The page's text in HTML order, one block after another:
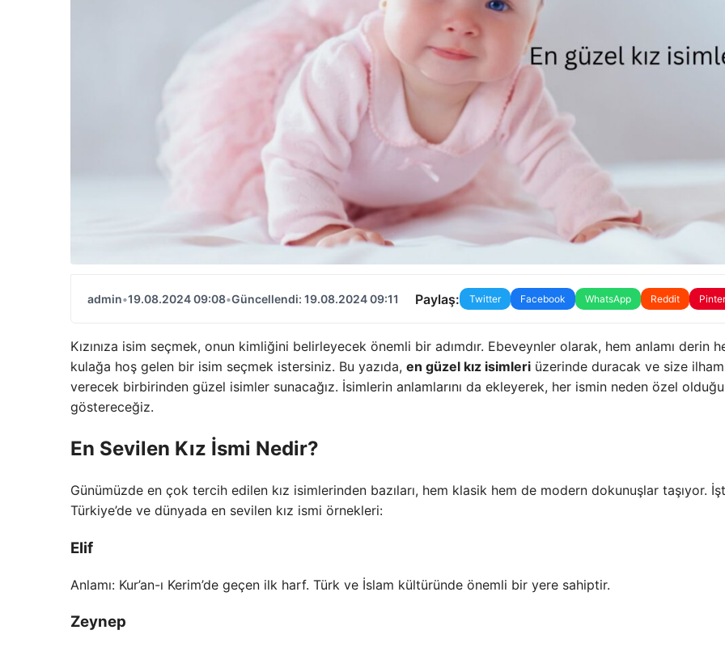
admin•19.08.2024 09:08•Güncellendi: 19.08.2024 09:11 Paylaş: Twitter Facebook WhatsApp Reddit
Kızınıza isim seçmek, onun kimliğini belirleyecek önemli bir adımdır. Ebeveynler olarak, hem anlamı derin
kulağa hoş gelen bir isim seçmek istersiniz. Bu yazıda, en güzel kız isimleri üzerinde duracak ve size ilham
verecek birbirinden güzel isimler sunacağız. İsimlerin anlamlarını da ekleyerek, her ismin neden özel
göstereceğiz.
En Sevilen Kız İsmi Nedir?
Günümüzde en çok tercih edilen kız isimlerinden bazıları, hem klasik hem de modern dokunuşlar taşıyor.
Türkiye’de ve dünyada en sevilen kız ismi örnekleri:
Elif
Anlamı: Kur’an-ı Kerim’de geçen ilk harf. Türk ve İslam kültüründe önemli bir yere sahiptir.
Zeynep